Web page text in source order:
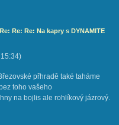
Re: Re: Na kapry s DYNAMITE
15:34)
přhradě také taháme
toho vašeho
na bojlis ale rohlíkový jázrový.